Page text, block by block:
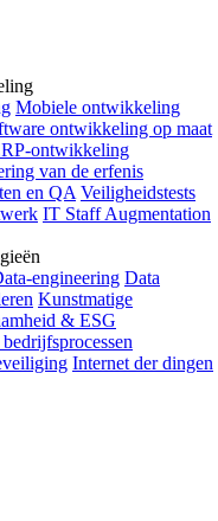
Mobiele ontwikkeling
ontwikkeling op maat
ontwikkeling
van de erfenis
en QA Veiligheidstests
IT Staff Augmentation
engineering Data
Kunstmatige
& ESG
Internet der dingen